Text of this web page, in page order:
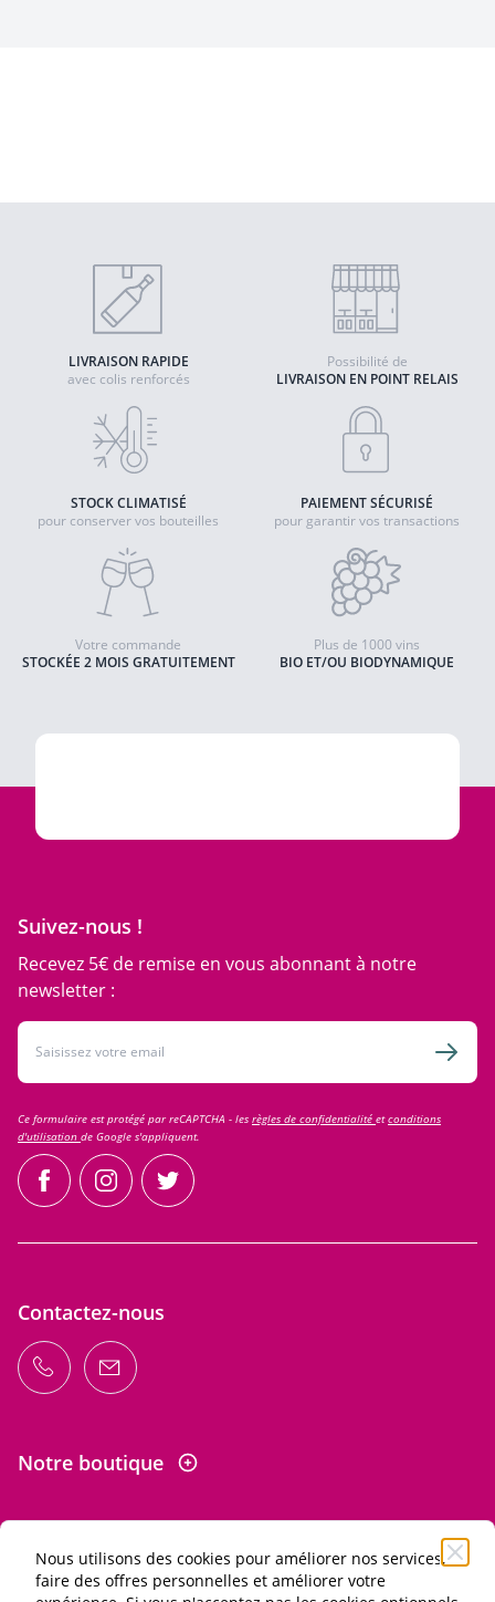
Nous utilisons des cookies pour améliorer nos services,
faire des offres personnelles et améliorer votre
LIVRAISON RAPIDE
avec colis renforcés
LIVRAISON EN POINT RELAIS
Possibilité de
STOCK CLIMATISÉ
pour conserver vos bouteilles
PAIEMENT SÉCURISÉ
pour garantir vos transactions
STOCKÉE 2 MOIS GRATUITEMENT
Votre commande
BIO ET/OU BIODYNAMIQUE
Plus de 1000 vins
Suivez-nous !
Recevez 5€ de remise en vous abonnant à notre
newsletter :
Adresse email
Ce formulaire est protégé par reCAPTCHA - les règles de confidentialité etconditions
d'utilisation de Google s'appliquent.
facebookinstagramtwitter
Contactez-nous
Notre boutique
Informations